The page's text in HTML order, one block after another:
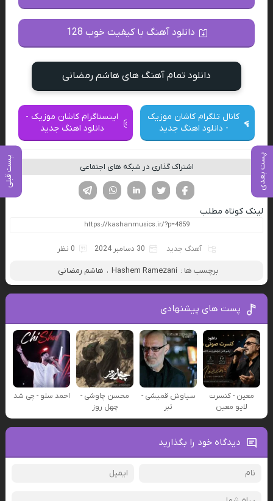
پست بعدی پست قبلی
دانلود آهنگ با کیفیت خوب 128
دانلود تمام آهنگ های هاشم رمضانی
کانال تلگرام کاشان موزیک
- دانلود اهنگ جدید
اینستاگرام کاشان موزیک -
دانلود اهنگ جدید
اشتراک گذاری در شبکه های اجتماعی
لینکدین تویتر
فیسوک
لینک کوتاه مطلب
آهنگ جدید 30 دسامبر 2024 0 نظر
برچسب ها : Hashem Ramezani ، هاشم رمضانی
پست های پیشنهادی
معین - کنسرت
لایو معین
سیاوش قمیشی -
تبر
محسن چاوشی -
چهل روز
احمد سلو - چی شد
دیدگاه خود را بگذارید